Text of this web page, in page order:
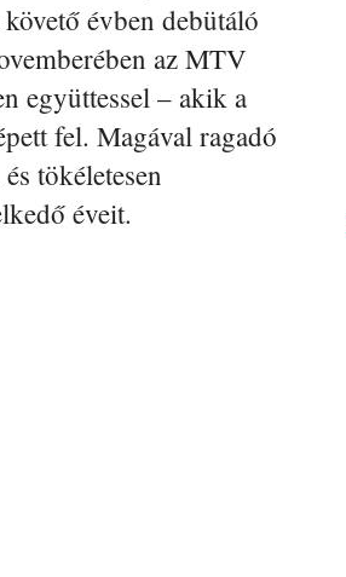
évben debütáló
az MTV
együttessel – akik a
fel. Magával ragadó
tökéletesen
éveit.